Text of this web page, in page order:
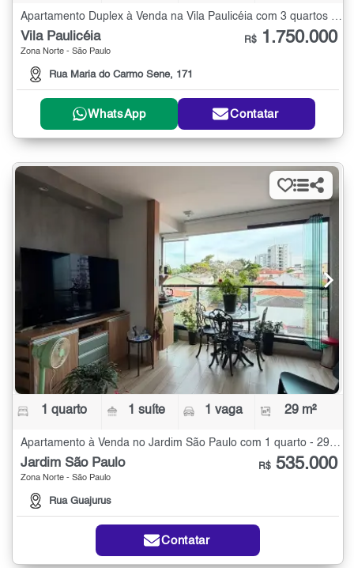
Apartamento Duplex à Venda na Vila Paulicéia com 3 quartos - 250 m²
Vila Paulicéia
Zona Norte - São Paulo
Rua Maria do Carmo Sene, 171
R$ 1.750.000
WhatsApp Contatar
1 quarto 1 suíte 1 vaga 29 m²
Apartamento à Venda no Jardim São Paulo com 1 quarto - 29 m²
Jardim São Paulo
Zona Norte - São Paulo
Rua Guajurus
R$ 535.000
Contatar